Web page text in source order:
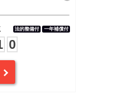
法的整備付 一年補償付
0